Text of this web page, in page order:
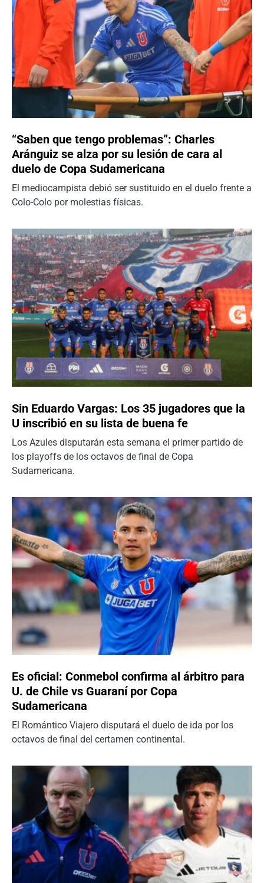
“Saben que tengo problemas”: Charles
Aránguiz se alza por su lesión de cara al
duelo de Copa Sudamericana
El mediocampista debió ser sustituido en el duelo frente a
Colo-Colo por molestias físicas.
Sin Eduardo Vargas: Los 35 jugadores que la
U inscribió en su lista de buena fe
Los Azules disputarán esta semana el primer partido de
los playoffs de los octavos de final de Copa
Sudamericana.
Es oficial: Conmebol confirma al árbitro para
U. de Chile vs Guaraní por Copa
Sudamericana
El Romántico Viajero disputará el duelo de ida por los
octavos de final del certamen continental.